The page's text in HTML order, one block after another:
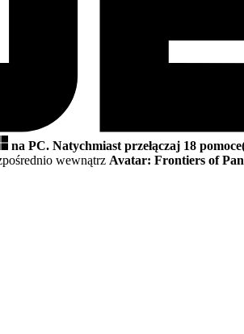
na PC. Natychmiast przełączaj 18
wewnątrz Avatar: Frontiers of